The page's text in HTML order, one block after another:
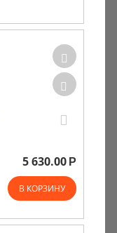
5 630.00 Р
В КОРЗИНУ